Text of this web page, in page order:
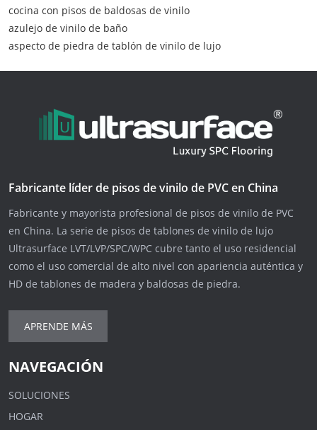
cocina con pisos de baldosas de vinilo
azulejo de vinilo de baño
aspecto de piedra de tablón de vinilo de lujo
Fabricante líder de pisos de vinilo de PVC en China
Fabricante y mayorista profesional de pisos de vinilo de PVC
en China. La serie de pisos de tablones de vinilo de lujo
Ultrasurface LVT/LVP/SPC/WPC cubre tanto el uso residencial
como el uso comercial de alto nivel con apariencia auténtica y
HD de tablones de madera y baldosas de piedra.
APRENDE MÁS
NAVEGACIÓN
SOLUCIONES
HOGAR